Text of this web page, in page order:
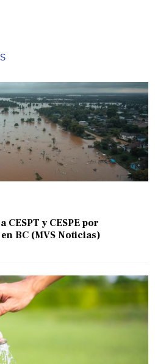
CESPT y CESPE por
BC (MVS Noticias)